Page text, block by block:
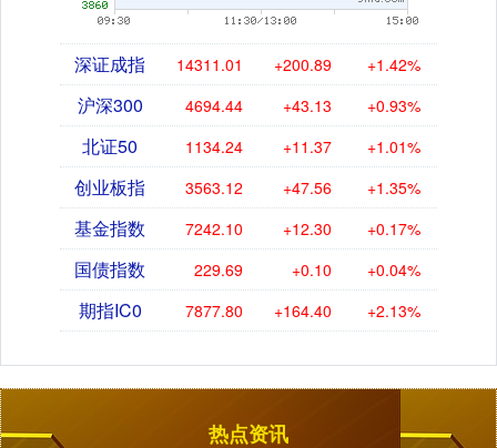
深证成指 14311.01 +200.89 +1.42%
沪深300 4694.44 +43.13 +0.93%
北证50 1134.24 +11.37 +1.01%
创业板指 3563.12 +47.56 +1.35%
基金指数 7242.10 +12.30 +0.17%
国债指数 229.69 +0.10 +0.04%
期指IC0 7877.80 +164.40 +2.13%
热点资讯